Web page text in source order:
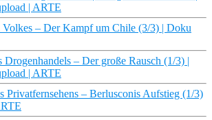
| ARTE
Volkes – Der Kampf um Chile (3/3) | Doku
Drogenhandels – Der große Rausch (1/3) |
| ARTE
Privatfernsehens – Berlusconis Aufstieg (1/3)